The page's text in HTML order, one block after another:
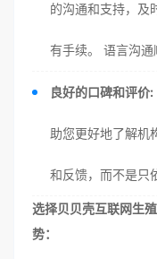
的沟通和支持，及
有手续。 语言沟通
良好的口碑和评价:
助您更好地了解机
和反馈，而不是只
选择贝贝壳互联网生
势：